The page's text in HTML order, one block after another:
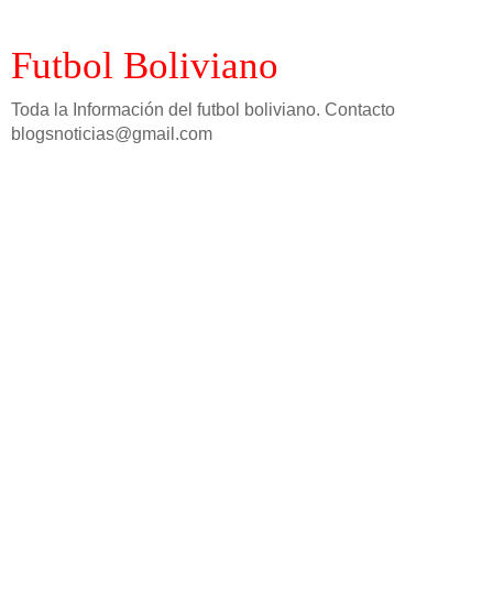
Futbol Boliviano
Toda la Información del futbol boliviano. Contacto
blogsnoticias@gmail.com